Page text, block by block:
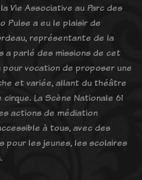
Vie Associative au Parc des
Pulse a eu le plaisir de
représentante de la
a parlé des missions de cet
vocation de proposer une
et variée, allant du théâtre
La Scène Nationale 61
actions de médiation
à tous, avec des
pour les jeunes, les scolaires